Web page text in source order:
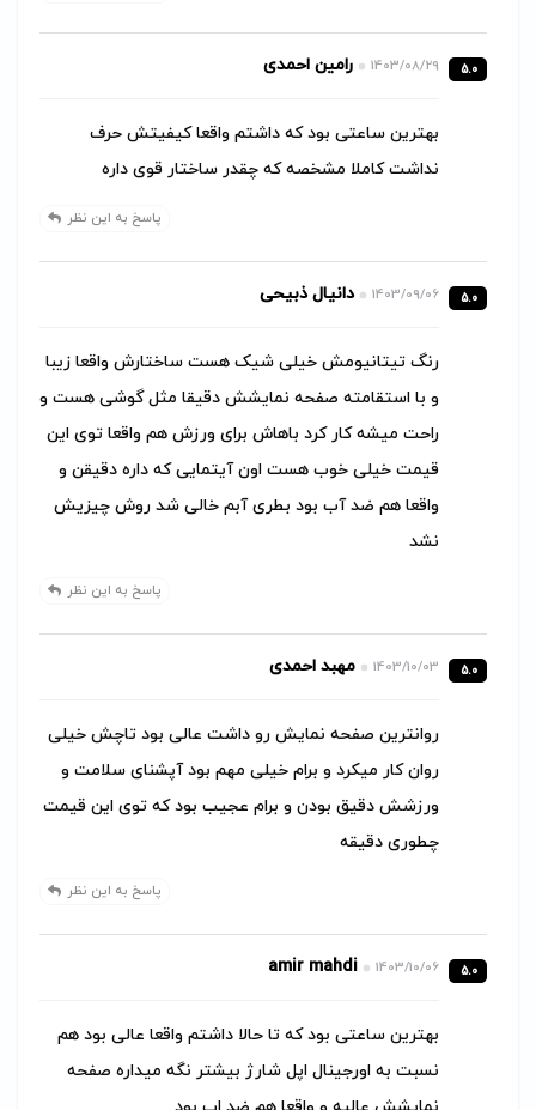
5.0
1403/08/29 رامین احمدی
بهترین ساعتی بود که داشتم واقعا کیفیتش حرف
نداشت کاملا مشخصه که چقدر ساختار قوی داره
پاسخ به این نظر
5.0
1403/09/06 دانیال ذبیحی
رنگ تیتانیومش خیلی شیک هست ساختارش واقعا زیبا
و با استقامته صفحه نمایشش دقیقا مثل گوشی هست و
راحت میشه کار کرد باهاش برای ورزش هم واقعا توی این
قیمت خیلی خوب هست اون آیتمایی که داره دقیقن و
واقعا هم ضد آب بود بطری آبم خالی شد روش چیزیش
نشد
پاسخ به این نظر
5.0
1403/10/03 مهبد احمدی
روانترین صفحه نمایش رو داشت عالی بود تاچش خیلی
روان کار میکرد و برام خیلی مهم بود آپشنای سلامت و
ورزشش دقیق بودن و برام عجیب بود که توی این قیمت
چطوری دقیقه
پاسخ به این نظر
5.0
1403/10/06
amir mahdi
بهترین ساعتی بود که تا حالا داشتم واقعا عالی بود هم
نسبت به اورجینال اپل شارژ بیشتر نگه میداره صفحه